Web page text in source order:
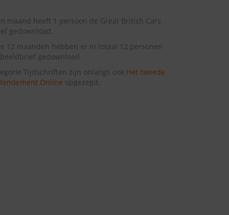
maand heeft 1 persoon de Great British Cars
gedownload.
12 maanden hebben er in totaal 12 personen
gedownload.
Tijdschriften zijn onlangs ook Het tweede
Online opgezegd.